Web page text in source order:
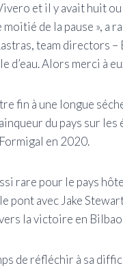
et il y avait huit
de la pause », a
team directors
d’eau. Alors merci à
fin à une longue
du pays sur
en 2020.
rare pour le pays hôte
pont avec Jake
la victoire en
de réfléchir à sa